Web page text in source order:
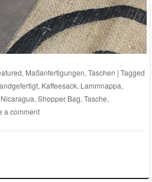
, Maßanfertigungen, Taschen | Tagged
, Kaffeesack, Lammnappa,
Nicaragua, Shopper Bag, Tasche,
a comment